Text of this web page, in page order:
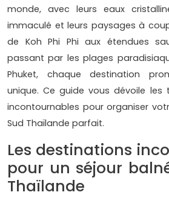
monde, avec leurs eaux
immaculé et leurs paysages à
de Koh Phi Phi aux étendues
passant par les plages
Phuket, chaque destination
unique. Ce guide vous dévoile les
incontournables pour organiser
Sud Thaïlande parfait.
Les destinations
pour un séjour
Thaïlande